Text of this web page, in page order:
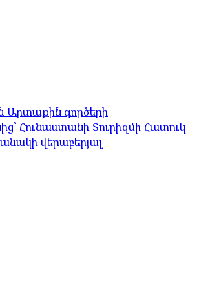
Արտաքին գործերի
Հունաստանի Տուրիզմի Հատուկ
վերաբերյալ